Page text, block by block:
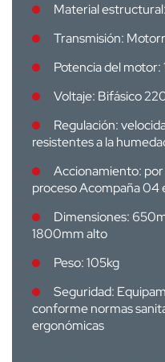
Material
Transmisión:
Potencia del motor:
Voltaje: Bifásico
Regulación:
resistentes a la
Accionamiento: por
proceso Acompaña 04
Dimensiones:
1800mm alto
Peso: 105kg
Seguridad:
conforme normas
ergonómicas